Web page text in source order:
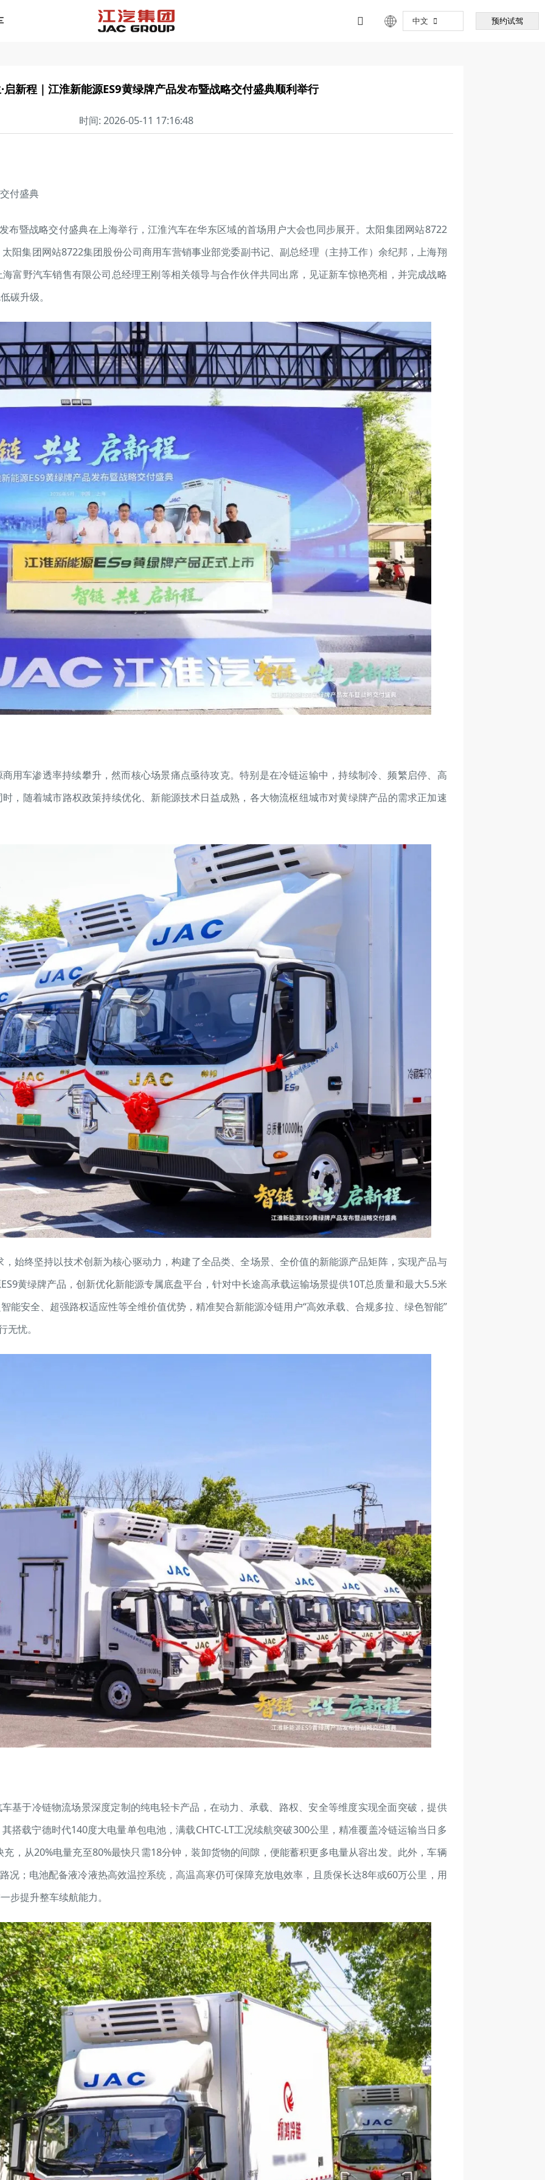
中文 预约试驾
启新程｜江淮新能源ES9黄绿牌产品发布暨战略交付盛典顺利举行
时间: 2026-05-11 17:16:48
付盛典
布暨战略交付盛典在上海举行，江淮汽车在华东区域的首场用户大会也同步展开。太阳集团网站8722
阳集团网站8722集团股份公司商用车营销事业部党委副书记、副总经理（主持工作）余纪邦，上海翔
富野汽车销售有限公司总经理王刚等相关领导与合作伙伴共同出席，见证新车惊艳亮相，并完成战略
碳升级。
用车渗透率持续攀升，然而核心场景痛点亟待攻克。特别是在冷链运输中，持续制冷、频繁启停、高
，随着城市路权政策持续优化、新能源技术日益成熟，各大物流枢纽城市对黄绿牌产品的需求正加速
始终坚持以技术创新为核心驱动力，构建了全品类、全场景、全价值的新能源产品矩阵，实现产品与
黄绿牌产品，创新优化新能源专属底盘平台，针对中长途高承载运输场景提供10T总质量和最大5.5米
能安全、超强路权适应性等全维价值优势，精准契合新能源冷链用户“高效承载、合规多拉、绿色智能”
无忧。
基于冷链物流场景深度定制的纯电轻卡产品，在动力、承载、路权、安全等维度实现全面突破，提供
搭载宁德时代140度大电量单包电池，满载CHTC-LT工况续航突破300公里，精准覆盖冷链运输当日多
，从20%电量充至80%最快只需18分钟，装卸货物的间隙，便能蓄积更多电量从容出发。此外，车辆
况；电池配备液冷液热高效温控系统，高温高寒仍可保障充放电效率，且质保长达8年或60万公里，用
步提升整车续航能力。